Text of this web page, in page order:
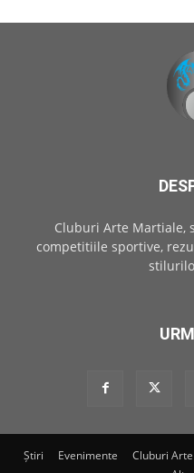
Cluburi Arte Martiale,
competitiile sportive,
Știri Evenimente Cluburi